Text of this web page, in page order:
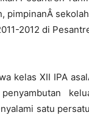
pimpinanÂ
2012 di
kelas XII IPA
satu